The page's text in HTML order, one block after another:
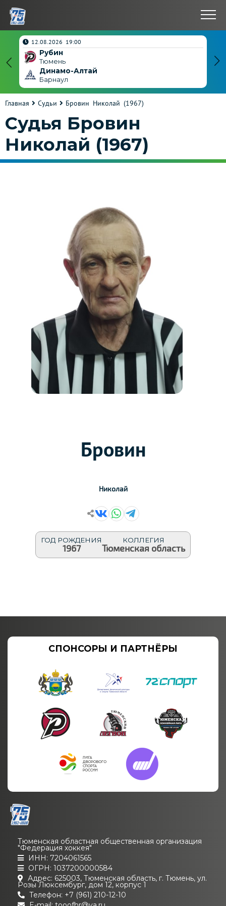
4
12.08.2026 19:00
Рубин
Тюмень
Динамо-Алтай
Барнаул
Главная Судьи Бровин Николай (1967)
Судья Бровин
Николай (1967)
Бровин
Николай
ГОД РОЖДЕНИЯ
1967
КОЛЛЕГИЯ
Тюменская область
СПОНСОРЫ И ПАРТНЁРЫ
Тюменская областная общественная организация
"Федерация хоккея"
ИНН: 7204061565
ОГРН: 1037200000584
Адрес: 625003, Тюменская область, г. Тюмень, ул.
Розы Люксембург, дом 12, корпус 1
Телефон: +7 (961) 210-12-10